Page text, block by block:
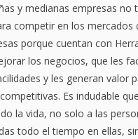
y medianas empresas no
competir en los mercados
porque cuentan con
los negocios, que les
y les generan valor
Es indudable
la vida, no solo a las
todo el tiempo en ellas,